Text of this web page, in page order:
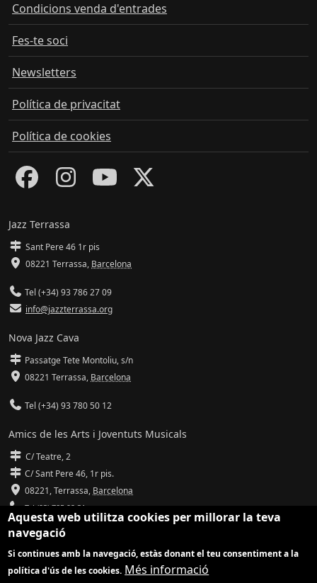
Condicions venda d'entrades
Fes-te soci
Newsletters
Política de privacitat
Política de cookies
Jazz Terrassa
Sant Pere 46 1r pis
08221 Terrassa, Barcelona
Tel (+34) 93 786 27 09
info@jazzterrassa.org
Nova Jazz Cava
Passatge Tete Montoliu, s/n
08221 Terrassa, Barcelona
Tel (+34) 93 780 50 12
Amics de les Arts i Joventuts Musicals
C/ Teatre, 2
C/ Sant Pere 46, 1r pis.
08221,Terrassa, Barcelona
Tel (93) 785 92 31
info@amicsdelesarts-jjmm.cat
www.amicsdelesarts-jjmm.cat
Aquesta web utilitza cookies per millorar la teva
navegació
Si continues amb la navegació, estàs donant el teu consentiment a la
política d'ús de les cookies. Més informació